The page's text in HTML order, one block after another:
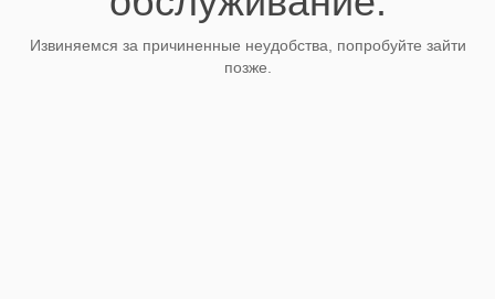
Извиняемся за причиненные неудобства, попробуйте зайти
позже.